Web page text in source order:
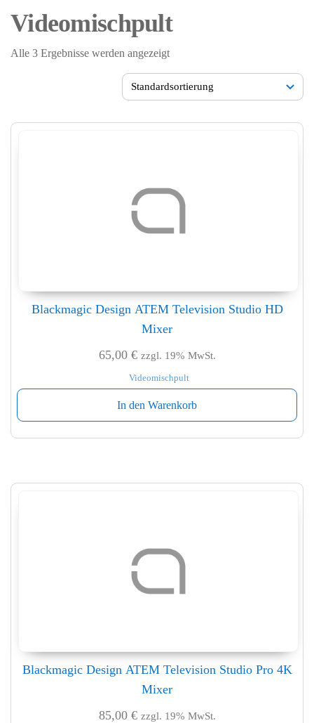
Videomischpult
Alle 3 Ergebnisse werden angezeigt
Blackmagic Design ATEM Television Studio HD
Mixer
65,00 € zzgl. 19% MwSt.
Videomischpult
In den Warenkorb
Blackmagic Design ATEM Television Studio Pro 4K
Mixer
85,00 € zzgl. 19% MwSt.